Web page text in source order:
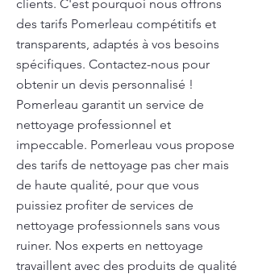
clients. C'est pourquoi nous offrons
des tarifs Pomerleau compétitifs et
transparents, adaptés à vos besoins
spécifiques. Contactez-nous pour
obtenir un devis personnalisé !
Pomerleau garantit un service de
nettoyage professionnel et
impeccable. Pomerleau vous propose
des tarifs de nettoyage pas cher mais
de haute qualité, pour que vous
puissiez profiter de services de
nettoyage professionnels sans vous
ruiner. Nos experts en nettoyage
travaillent avec des produits de qualité